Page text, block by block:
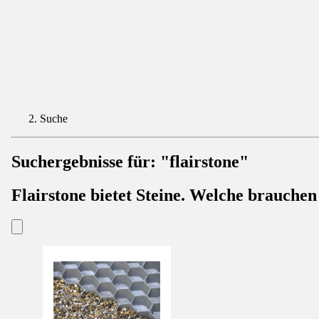
Suche
Suchergebnisse für: "flairstone"
Flairstone bietet Steine. Welche brauchen